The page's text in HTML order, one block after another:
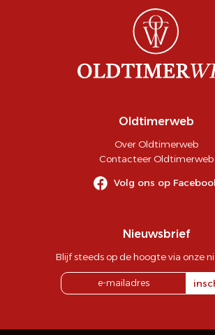
Oldtimerweb
Over Oldtimerweb
Contacteer Oldtimerweb
Volg ons op
Nieuwsbrief
Blijf steeds op de hoogte via onze